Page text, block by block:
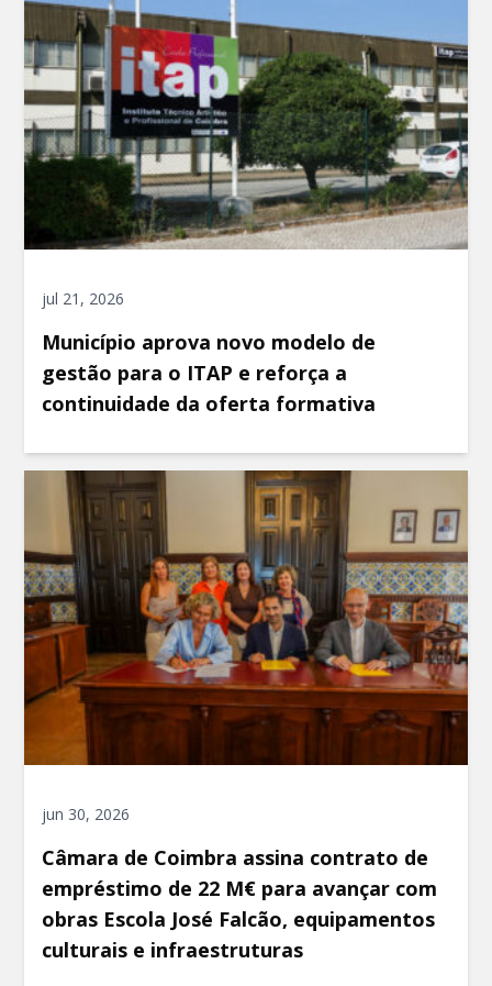
jul 21, 2026
Município aprova novo modelo de
gestão para o ITAP e reforça a
continuidade da oferta formativa
jun 30, 2026
Câmara de Coimbra assina contrato de
empréstimo de 22 M€ para avançar com
obras Escola José Falcão, equipamentos
culturais e infraestruturas